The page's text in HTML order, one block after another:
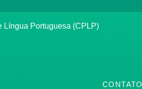
Língua Portuguesa (CPLP)
CONTATO